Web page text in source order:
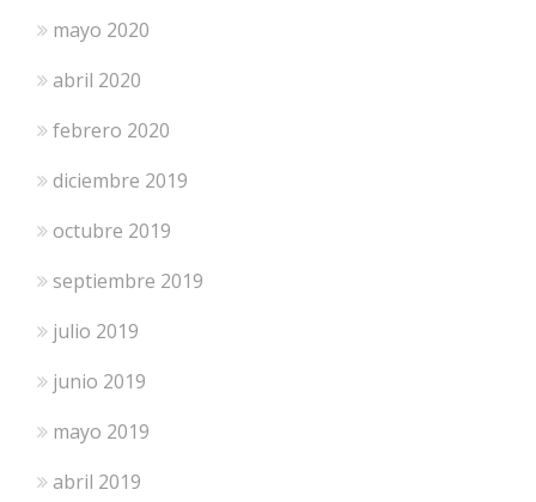
mayo 2020
abril 2020
febrero 2020
diciembre 2019
octubre 2019
septiembre 2019
julio 2019
junio 2019
mayo 2019
abril 2019